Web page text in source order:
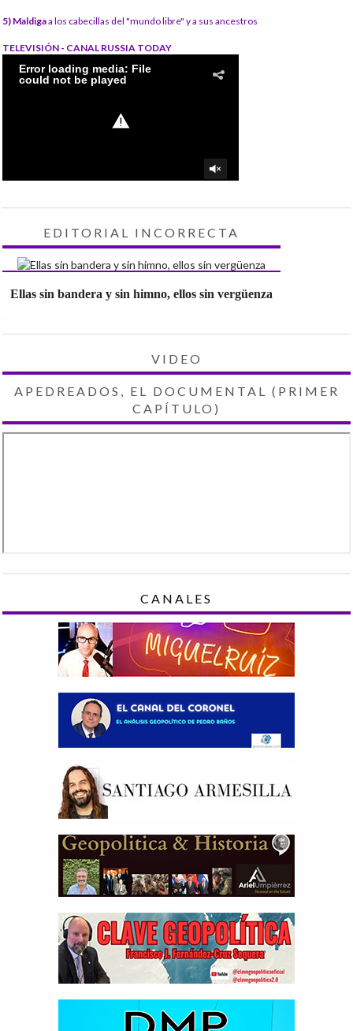
5) Maldigaa los cabecillas del "mundo libre" y a sus ancestros
TELEVISIÓN - CANAL RUSSIA TODAY
EDITORIAL INCORRECTA
Ellas sin bandera y sin himno, ellos sin vergüenza
VIDEO
APEDREADOS, EL DOCUMENTAL (PRIMER
CAPÍTULO)
CANALES